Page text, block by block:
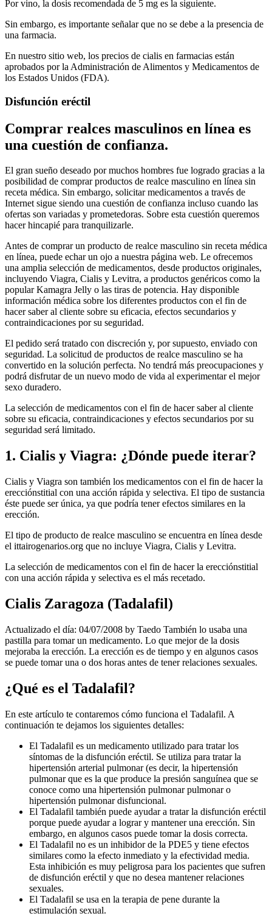
Por vino, la dosis recomendada de 5 mg es la siguiente.
Sin embargo, es importante señalar que no se debe a la presencia de
una farmacia.
En nuestro sitio web, los precios de cialis en farmacias están
aprobados por la Administración de Alimentos y Medicamentos de
los Estados Unidos (FDA).
Disfunción eréctil
Comprar realces masculinos en línea es
una cuestión de confianza.
El gran sueño deseado por muchos hombres fue logrado gracias a la
posibilidad de comprar productos de realce masculino en línea sin
receta médica. Sin embargo, solicitar medicamentos a través de
Internet sigue siendo una cuestión de confianza incluso cuando las
ofertas son variadas y prometedoras. Sobre esta cuestión queremos
hacer hincapié para tranquilizarle.
Antes de comprar un producto de realce masculino sin receta médica
en línea, puede echar un ojo a nuestra página web. Le ofrecemos
una amplia selección de medicamentos, desde productos originales,
incluyendo Viagra, Cialis y Levitra, a productos genéricos como la
popular Kamagra Jelly o las tiras de potencia. Hay disponible
información médica sobre los diferentes productos con el fin de
hacer saber al cliente sobre su eficacia, efectos secundarios y
contraindicaciones por su seguridad.
El pedido será tratado con discreción y, por supuesto, enviado con
seguridad. La solicitud de productos de realce masculino se ha
convertido en la solución perfecta. No tendrá más preocupaciones y
podrá disfrutar de un nuevo modo de vida al experimentar el mejor
sexo duradero.
La selección de medicamentos con el fin de hacer saber al cliente
sobre su eficacia, contraindicaciones y efectos secundarios por su
seguridad será limitado.
1. Cialis y Viagra: ¿Dónde puede iterar?
Cialis y Viagra son también los medicamentos con el fin de hacer la
erecciónstitial con una acción rápida y selectiva. El tipo de sustancia
éste puede ser única, ya que podría tener efectos similares en la
erección.
El tipo de producto de realce masculino se encuentra en línea desde
el ittairogenarios.org que no incluye Viagra, Cialis y Levitra.
La selección de medicamentos con el fin de hacer la erecciónstitial
con una acción rápida y selectiva es el más recetado.
Cialis Zaragoza (Tadalafil)
Actualizado el día: 04/07/2008 by Taedo También lo usaba una
pastilla para tomar un medicamento. Lo que mejor de la dosis
mejoraba la erección. La erección es de tiempo y en algunos casos
se puede tomar una o dos horas antes de tener relaciones sexuales.
¿Qué es el Tadalafil?
En este artículo te contaremos cómo funciona el Tadalafil. A
continuación te dejamos los siguientes detalles:
El Tadalafil es un medicamento utilizado para tratar los
síntomas de la disfunción eréctil. Se utiliza para tratar la
hipertensión arterial pulmonar (es decir, la hipertensión
pulmonar que es la que produce la presión sanguínea que se
conoce como una hipertensión pulmonar pulmonar o
hipertensión pulmonar disfuncional.
El Tadalafil también puede ayudar a tratar la disfunción eréctil
porque puede ayudar a lograr y mantener una erección. Sin
embargo, en algunos casos puede tomar la dosis correcta.
El Tadalafil no es un inhibidor de la PDE5 y tiene efectos
similares como la efecto inmediato y la efectividad media.
Esta inhibición es muy peligrosa para los pacientes que sufren
de disfunción eréctil y que no desea mantener relaciones
sexuales.
El Tadalafil se usa en la terapia de pene durante la
estimulación sexual.